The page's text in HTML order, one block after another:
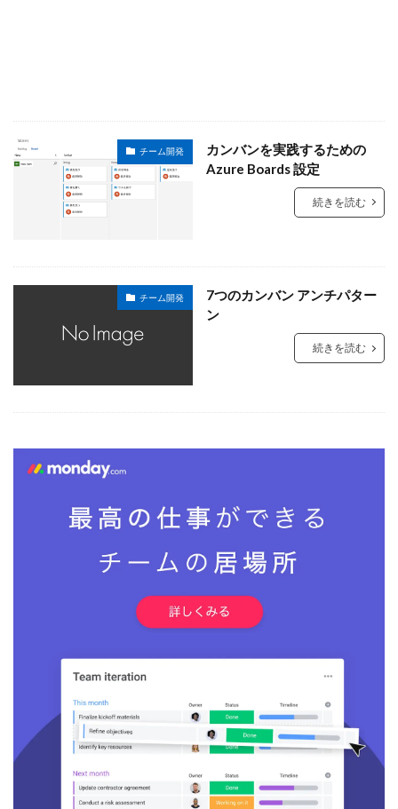
チーム開発
カンバンを実践するための
Azure Boards 設定
続きを読む
チーム開発
7つのカンバン アンチパター
ン
続きを読む